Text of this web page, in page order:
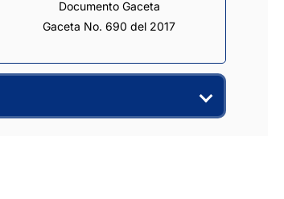
Documento Gaceta
Gaceta No. 690 del 2017